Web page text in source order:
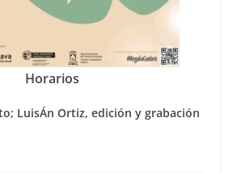
Horarios
LuisÁn Ortiz, edición y grabación